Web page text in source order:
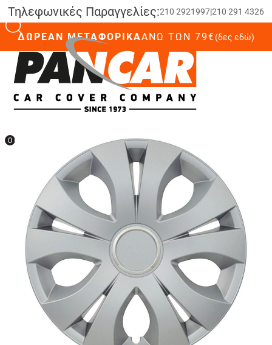
Τηλεφωνικές Παραγγελίες:210 2921997|210 291 4326
ΔΩΡΕΑΝ ΜΕΤΑΦΟΡΙΚΑΆΝΩ ΤΩΝ 79€(δες εδώ)
0